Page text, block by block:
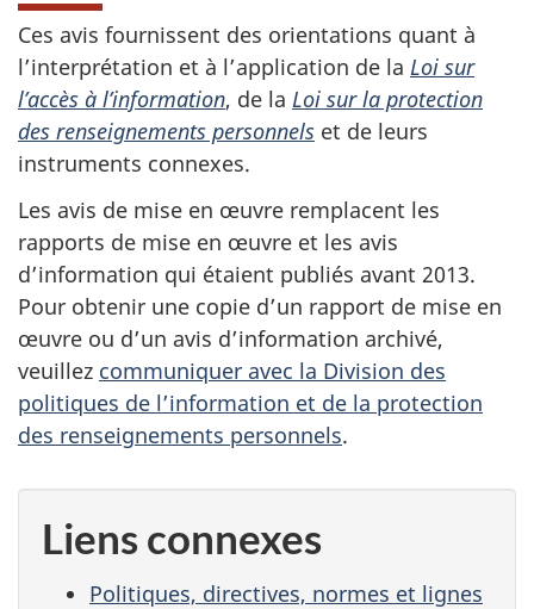
Ces avis fournissent des orientations quant à
l’interprétation et à l’application de la Loi sur
l’accès à l’information, de la Loi sur la protection
des renseignements personnels et de leurs
instruments connexes.
Les avis de mise en œuvre remplacent les
rapports de mise en œuvre et les avis
d’information qui étaient publiés avant 2013.
Pour obtenir une copie d’un rapport de mise en
œuvre ou d’un avis d’information archivé,
veuillez communiquer avec la Division des
politiques de l’information et de la protection
des renseignements personnels.
Liens connexes
Politiques, directives, normes et lignes